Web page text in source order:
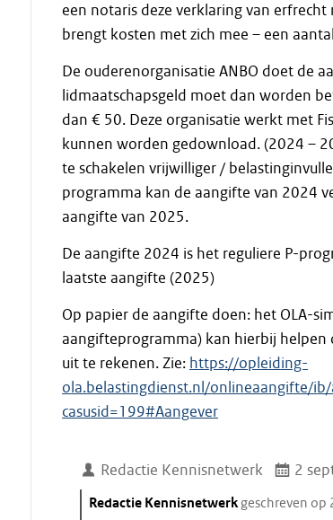
een notaris deze verklaring van
brengt kosten met zich mee – een
De ouderenorganisatie ANBO doet de
lidmaatschapsgeld moet dan worden
dan € 50. Deze organisatie werkt met
kunnen worden gedownload. (2024 –
te schakelen vrijwilliger /
programma kan de aangifte van 2024
aangifte van 2025.
De aangifte 2024 is het reguliere P-
laatste aangifte (2025)
Op papier de aangifte doen: het OLA-
aangifteprogramma) kan hierbij
uit te rekenen. Zie: https://opleiding-
ola.belastingdienst.nl/onlineaangifte/
casusid=199#Aangever
Redactie Kennisnetwerk 2
Citaat
Redactie Kennisnetwerk geschreven